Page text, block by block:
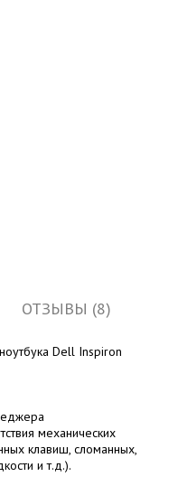
ОТЗЫВЫ (8)
Dell Inspiron
механических
клавиш, сломанных,
и т.д.).